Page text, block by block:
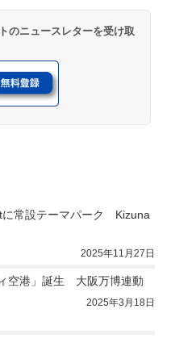
のニュースレターを受け取
常設テーマパーク　Kizuna
2025年11月27日
空港」誕生　大阪万博連動
2025年3月18日